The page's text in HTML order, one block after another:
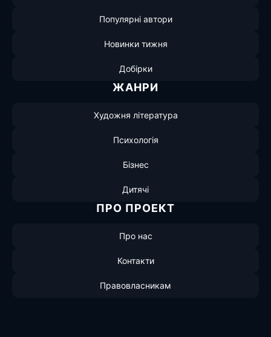
Популярні автори
Новинки тижня
Добірки
ЖАНРИ
Художня література
Психологія
Бізнес
Дитячі
ПРО ПРОЕКТ
Про нас
Контакти
Правовласникам